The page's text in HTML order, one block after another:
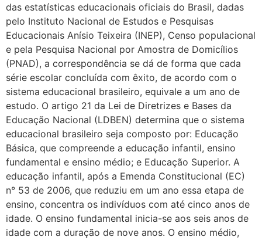
das estatísticas educacionais oficiais do Brasil, dadas
pelo Instituto Nacional de Estudos e Pesquisas
Educacionais Anísio Teixeira (INEP), Censo populacional
e pela Pesquisa Nacional por Amostra de Domicílios
(PNAD), a correspondência se dá de forma que cada
série escolar concluída com êxito, de acordo com o
sistema educacional brasileiro, equivale a um ano de
estudo. O artigo 21 da Lei de Diretrizes e Bases da
Educação Nacional (LDBEN) determina que o sistema
educacional brasileiro seja composto por: Educação
Básica, que compreende a educação infantil, ensino
fundamental e ensino médio; e Educação Superior. A
educação infantil, após a Emenda Constitucional (EC)
n° 53 de 2006, que reduziu em um ano essa etapa de
ensino, concentra os indivíduos com até cinco anos de
idade. O ensino fundamental inicia-se aos seis anos de
idade com a duração de nove anos. O ensino médio,